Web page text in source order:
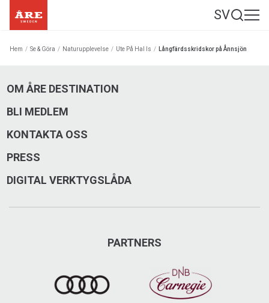
SV
Hem / Se & Göra / Naturupplevelse / Ute På Hal Is / Långfärdsskridskor på Ånnsjön
OM ÅRE DESTINATION
BLI MEDLEM
KONTAKTA OSS
PRESS
DIGITAL VERKTYGSLÅDA
PARTNERS